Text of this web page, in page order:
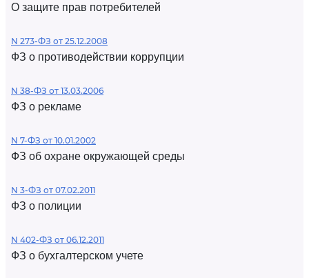
О защите прав потребителей
N 273-ФЗ от 25.12.2008
ФЗ о противодействии коррупции
N 38-ФЗ от 13.03.2006
ФЗ о рекламе
N 7-ФЗ от 10.01.2002
ФЗ об охране окружающей среды
N 3-ФЗ от 07.02.2011
ФЗ о полиции
N 402-ФЗ от 06.12.2011
ФЗ о бухгалтерском учете